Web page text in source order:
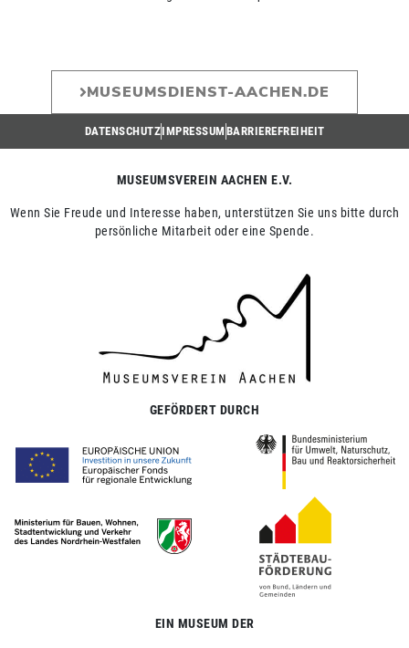
MUSEUMSDIENST-AACHEN.DE
DATENSCHUTZIMPRESSUM BARRIEREFREIHEIT
MUSEUMSVEREIN AACHEN E.V.
Wenn Sie Freude und Interesse haben, unterstützen Sie uns bitte durch
persönliche Mitarbeit oder eine Spende.
GEFÖRDERT DURCH
EIN MUSEUM DER